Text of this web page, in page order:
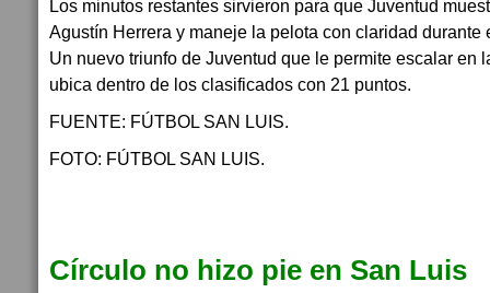
Los minutos restantes sirvieron para que Juventud
Agustín Herrera y maneje la pelota con claridad durante
Un nuevo triunfo de Juventud que le permite escalar en
ubica dentro de los clasificados con 21 puntos.
FUENTE: FÚTBOL SAN LUIS.
FOTO: FÚTBOL SAN LUIS.
Círculo no hizo pie en San Luis